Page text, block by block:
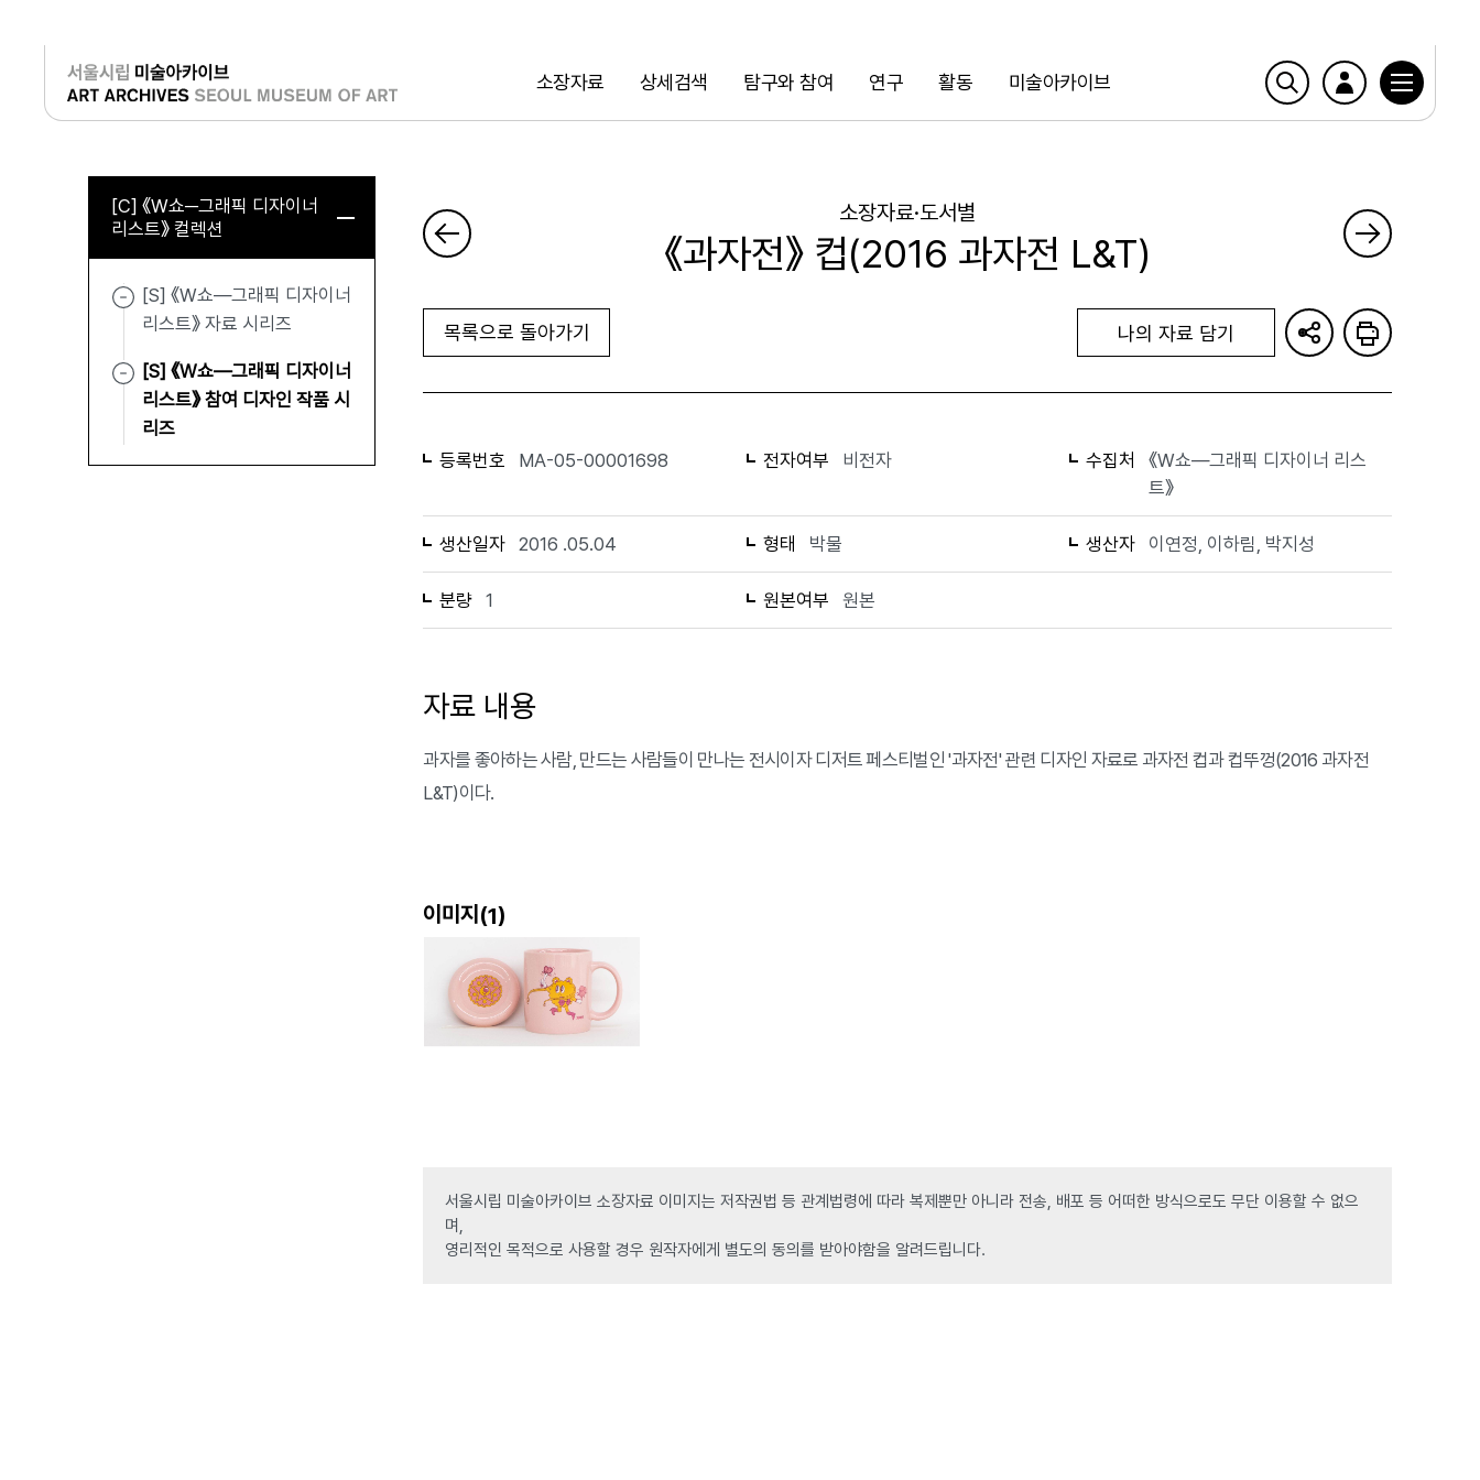
소장자료 상세검색 탐구와 참여 연구 활동 미술아카이브
검색
로그인
[C] 《W쇼─그래픽 디자이너
리스트》 컬렉션
[S] 《W쇼—그래픽 디자이너
리스트》 자료 시리즈
[S] 《W쇼—그래픽 디자이너
리스트》 참여 디자인 작품 시
리즈
소장자료·도서별
《과자전》 컵(2016 과자전 L&T)
목록으로 돌아가기 나의 자료 담기
등록번호 MA-05-00001698 전자여부 비전자 수집처
《W쇼—그래픽 디자이너 리스
트》
생산일자 2016 .05.04 형태 박물 생산자 이연정, 이하림, 박지성
분량 1 원본여부 원본
자료 내용
과자를 좋아하는 사람, 만드는 사람들이 만나는 전시이자 디저트 페스티벌인 '과자전' 관련 디자인 자료로 과자전 컵과 컵뚜껑(2016 과자전
L&T)이다.
이미지(1)
서울시립 미술아카이브 소장자료 이미지는 저작권법 등 관계법령에 따라 복제뿐만 아니라 전송, 배포 등 어떠한 방식으로도 무단 이용할 수 없으
며,
영리적인 목적으로 사용할 경우 원작자에게 별도의 동의를 받아야함을 알려드립니다.